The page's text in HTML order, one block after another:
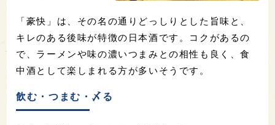
「豪快」は、その名の通りどっしりとした旨味と、
キレのある後味が特徴の日本酒です。コクがあるの
で、ラーメンや味の濃いつまみとの相性も良く、食
中酒として楽しまれる方が多いそうです。
飲む・つまむ・〆る